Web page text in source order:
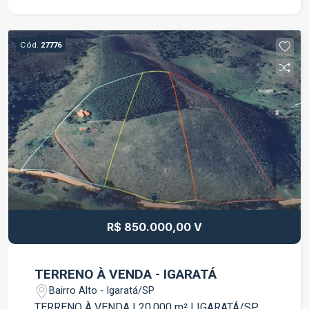
Frente para a Estrada Municipal José Augusto
Barbosa; Fácil acesso; Aproximadamente metade
do percurso em estrada asfaltada; Região
tranquila e cercada pela natureza; Excelente para
formação de chácara, sítio, lazer, moradia ou
investimento; Grande potencial de valorização. A
localização une a tranquilidade do campo com a
praticidade de um acesso facilitado,
proporcionando qualidade de vida e diversas
possibilidades de aproveitamento da área. Entre
em contato para mais informações e agende uma
visita para conhecer esta excelente oportunidade
Cód. 27776
R$ 850.000,00 V
TERRENO À VENDA - IGARATÁ
Bairro Alto - Igaratá/SP